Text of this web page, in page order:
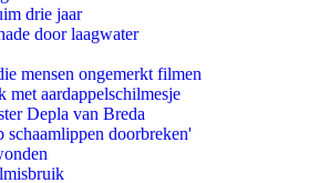
drie jaar
door laagwater
mensen ongemerkt filmen
met aardappelschilmesje
Depla van Breda
doorbreken'